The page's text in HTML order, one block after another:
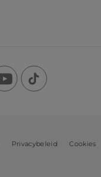
Privacybeleid Cookies